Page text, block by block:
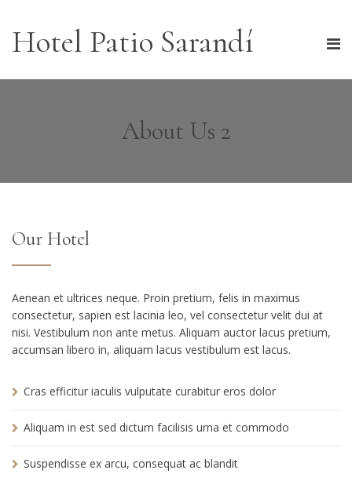
Hotel Patio Sarandí
About Us 2
Our Hotel
Aenean et ultrices neque. Proin pretium, felis in maximus
consectetur, sapien est lacinia leo, vel consectetur velit dui at
nisi. Vestibulum non ante metus. Aliquam auctor lacus pretium,
accumsan libero in, aliquam lacus vestibulum est lacus.
Cras efficitur iaculis vulputate curabitur eros dolor
Aliquam in est sed dictum facilisis urna et commodo
Suspendisse ex arcu, consequat ac blandit